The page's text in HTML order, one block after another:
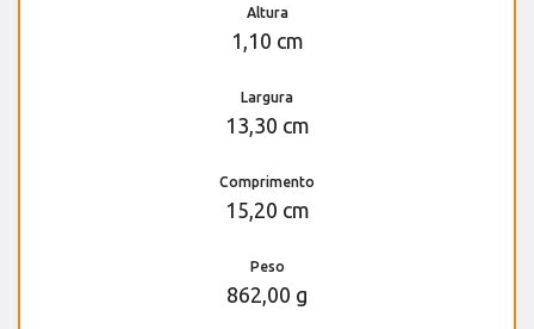
Altura
1,10 cm
Largura
13,30 cm
Comprimento
15,20 cm
Peso
862,00 g